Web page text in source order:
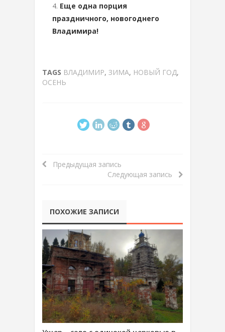
Еще одна порция
праздничного, новогоднего
Владимира!
TAGS ВЛАДИМИР, ЗИМА, НОВЫЙ ГОД,
ОСЕНЬ
Предыдущая запись
Следующая запись
ПОХОЖИЕ ЗАПИСИ